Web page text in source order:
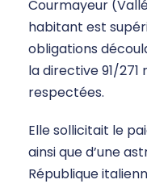
Courmayeur
habitant est
obligations
la directive 91/
respectées.
Elle sollicitait le
ainsi que d’une
République